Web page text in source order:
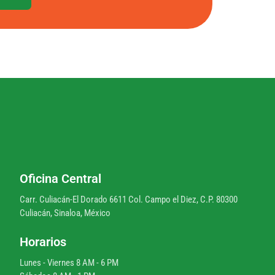
Oficina Central
Carr. Culiacán-El Dorado 6611 Col. Campo el Diez, C.P. 80300
Culiacán, Sinaloa, México
Horarios
Lunes - Viernes 8 AM - 6 PM